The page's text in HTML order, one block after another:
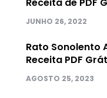
Receita de PDF
JUNHO 26, 2022
Rato Sonolento
Receita PDF
AGOSTO 25, 2023